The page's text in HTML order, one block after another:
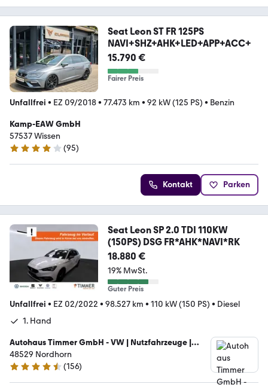
Seat Leon ST FR 125PS
NAVI+SHZ+AHK+LED+APP+ACC+
15.790 €
Fairer Preis
Unfallfrei • EZ 09/2018• 77.473 km • 92 kW (125 PS) • Benzin
Kamp-EAW GmbH
57537 Wissen
4 Sterne
(95)
Kontakt Parken
Seat Leon SP 2.0 TDI 110KW
(150PS) DSG FR*AHK*NAVI*RK
18.880 €
19% MwSt.
Guter Preis
Unfallfrei • EZ 02/2022 • 98.527 km • 110 kW (150 PS) • Diesel
1. Hand
Autohaus Timmer GmbH - VW | Nutzfahrzeuge |
Audi | Skoda | Seat
48529 Nordhorn
4.7 Sterne
(156)